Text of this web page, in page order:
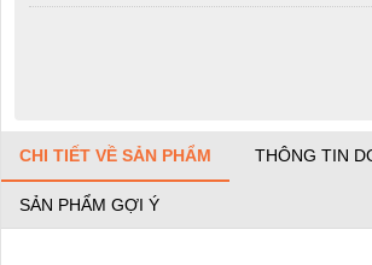
CHI TIẾT VỀ SẢN PHẨM THÔNG TIN
SẢN PHẨM GỢI Ý